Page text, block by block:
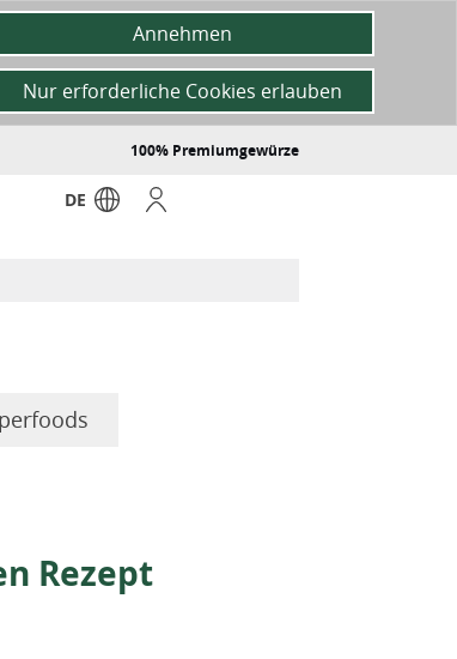
100% Premiumgewürze
DE
Rezept
Annehmen
Nur erforderliche Cookies erlauben